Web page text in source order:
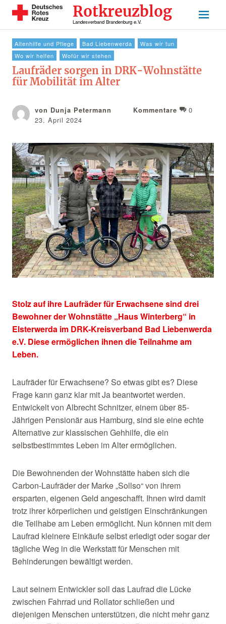
Rotkreuzblog
Landesverband Brandenburg e.V.
Altenhilfe und Pflege Bad Liebenwerda
Was wir tun
Wo wir helfen
Wofür wir stehen
Laufräder sorgen in DRK-Wohnstätte
für Mobilität im Alter
von Dunja Petermann
23. April 2024
Kommentare 0
Stolz auf ihre Laufräder für Erwachsene sind drei
Bewohner der Wohnstätte „Haus Winterberg“ in
Elsterwerda im DRK-Kreisverband Bad Liebenwerda
e.V. Diese ermöglichen ihnen die Teilnahme am
Leben.
Laufräder für Erwachsene? So etwas gibt es? Diese
Frage kann ganz klar mit Ja beantwortet werden.
Entwickelt von Albrecht Schnitzer, einem über 85-
Jährigen Pensionär aus Hamburg, sind sie eine echte
Alternative zur klassischen Gehhilfe, die ein
selbstbestimmtes Leben im Alter ermöglichen.
Die Bewohnenden der Wohnstätte haben sich die
Carbon-Laufräder der Marke „Sollso“ von ihrem
ersparten, eigenen Geld angeschafft. Ihnen wird damit
trotz ihrer körperlichen und geistigen Einschränkungen
die Teilhabe am Leben ermöglicht. Nun können mit dem
Laufrad kleinere Einkäufe selbst erledigt oder sogar der
tägliche Weg in die Werkstatt für Menschen mit
Behinderungen bewältigt werden.
Laut seinem Entwickler soll das Laufrad die Lücke
zwischen Fahrrad und Rollator schließen und
diejenigen Menschen unterstützen, die nicht mehr ganz